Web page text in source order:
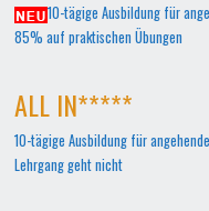
10-tägige Ausbildung für
85% auf praktischen Übungen
ALL IN*****
10-tägige Ausbildung für
Lehrgang geht nicht